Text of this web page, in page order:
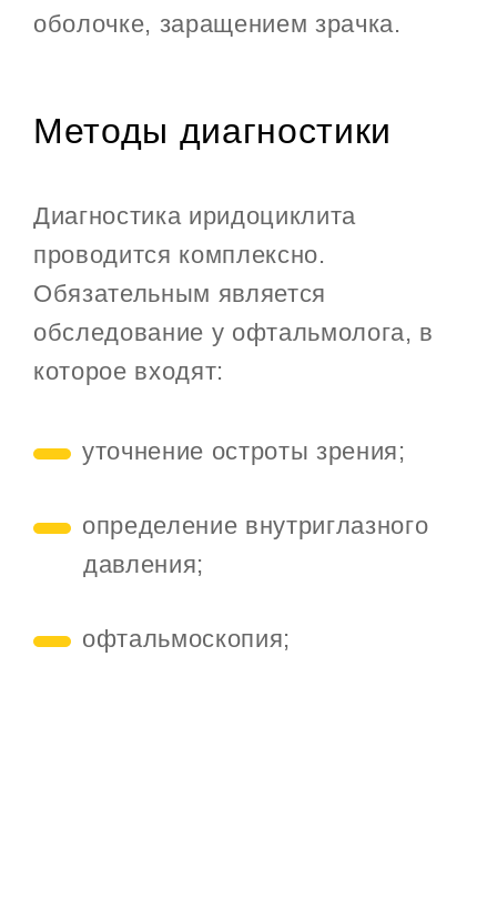
оболочке, заращением зрачка.
Методы диагностики
Диагностика иридоциклита
проводится комплексно.
Обязательным является
обследование у офтальмолога, в
которое входят:
уточнение остроты зрения;
определение внутриглазного
давления;
офтальмоскопия;